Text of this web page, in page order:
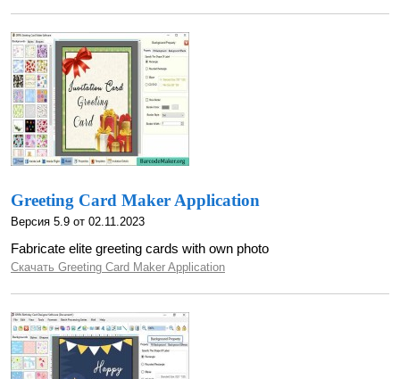
Greeting Card Maker Application
Версия 5.9 от 02.11.2023
Fabricate elite greeting cards with own photo
Скачать Greeting Card Maker Application